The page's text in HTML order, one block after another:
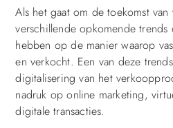
Als het gaat om de toekomst
verschillende opkomende
hebben op de manier waarop
en verkocht. Een van deze
digitalisering van het
nadruk op online marketing,
digitale transacties.